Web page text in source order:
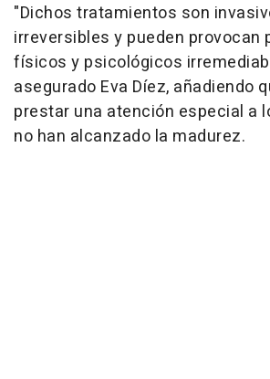
"Dichos tratamientos son
irreversibles y pueden provocan
físicos y psicológicos
asegurado Eva Díez, añadiendo
prestar una atención especial a
no han alcanzado la madurez.